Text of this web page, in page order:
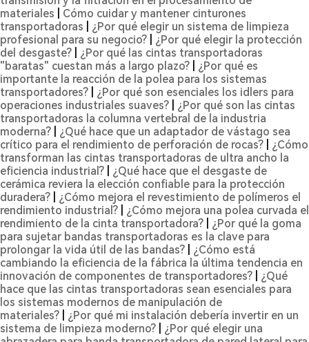
materiales
Cómo cuidar y mantener cinturones
transportadoras
¿Por qué elegir un sistema de limpieza
profesional para su negocio?
¿Por qué elegir la protección
del desgaste?
¿Por qué las cintas transportadoras
"baratas" cuestan más a largo plazo?
¿Por qué es
importante la reacción de la polea para los sistemas
transportadores?
¿Por qué son esenciales los idlers para
operaciones industriales suaves?
¿Por qué son las cintas
transportadoras la columna vertebral de la industria
moderna?
¿Qué hace que un adaptador de vástago sea
crítico para el rendimiento de perforación de rocas?
¿Cómo
transforman las cintas transportadoras de ultra ancho la
eficiencia industrial?
¿Qué hace que el desgaste de
cerámica reviera la elección confiable para la protección
duradera?
¿Cómo mejora el revestimiento de polímeros el
rendimiento industrial?
¿Cómo mejora una polea curvada el
rendimiento de la cinta transportadora?
¿Por qué la goma
para sujetar bandas transportadoras es la clave para
prolongar la vida útil de las bandas?
¿Cómo está
cambiando la eficiencia de la fábrica la última tendencia en
innovación de componentes de transportadores?
¿Qué
hace que las cintas transportadoras sean esenciales para
los sistemas modernos de manipulación de
materiales?
¿Por qué mi instalación debería invertir en un
sistema de limpieza moderno?
¿Por qué elegir una